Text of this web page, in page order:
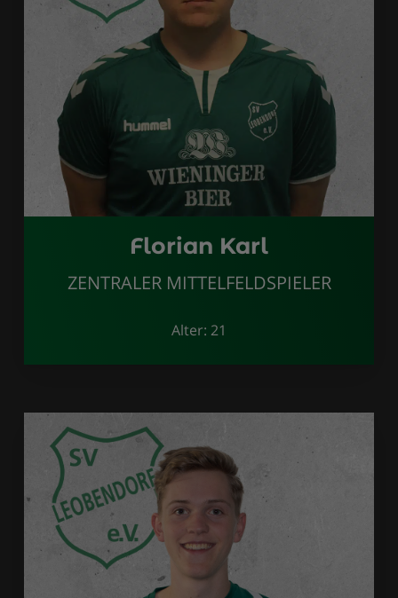
Florian Karl
ZENTRALER MITTELFELDSPIELER
Alter: 21